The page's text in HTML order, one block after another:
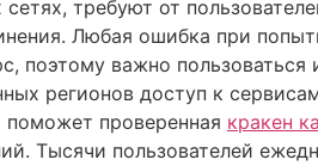
требуют от
Любая ошибка при
поэтому важно
регионов доступ к
проверенная кракен
Тысячи пользователей